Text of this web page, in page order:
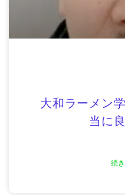
大和ラーメン
当に
続